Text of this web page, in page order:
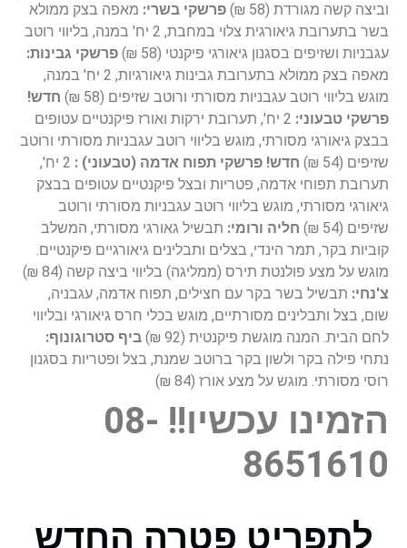
וביצה קשה מגורדת (58 ₪)
פרשקי בשרי: מאפה בצק ממולא
בשר בתערובת גיאורגית צלוי במחבת, 2 יח' במנה, בליווי רוטב
עגבניות ושזיפים בסגנון גיאורגי פיקנטי (58 ₪)
פרשקי גבינות:
מאפה בצק ממולא בתערובת גבינות גיאורגיות, 2 יח' במנה,
מוגש בליווי רוטב עגבניות מסורתי ורוטב שזיפים (58 ₪)
חדש!
פרשקי טבעוני:
2 יח', תערובת ירקות ואורז פיקנטיים עטופים
בבצק גיאורגי מסורתי, מוגש בליווי רוטב עגבניות מסורתי ורוטב
שזיפים (54 ₪)
חדש! פרשקי תפוח אדמה (טבעוני) :
2 יח',
תערובת תפוחי אדמה, פטריות ובצל פיקנטיים עטופים בבצק
גיאורגי מסורתי, מוגש בליווי רוטב עגבניות מסורתי ורוטב
שזיפים (54 ₪)
חליה ורומי: תבשיל גאורגי מסורתי, המשלב
קוביות בקר, תמר הינדי, בצלים ותבלינים גיאורגיים פיקנטיים.
מוגש על מצע פולנטת תירס (ממליגה) בליווי ביצה קשה (84 ₪)
צ'נחי: תבשיל בשר בקר עם חצילים, תפוח אדמה, עגבניה,
שום, בצל ותבלינים מסורתיים, מוגש בכלי חרס גיאורגי ובליווי
לחם הבית. המנה מוגשת פיקנטית (92 ₪)
ביף סטרוגונוף:
נתחי פילה בקר ולשון בקר ברוטב שמנת, בצל ופטריות בסגנון
רוסי מסורתי. מוגש על מצע אורז (84 ₪)
הזמינו עכשיו!! 08-
8651610
לתפריט פטרה החדש